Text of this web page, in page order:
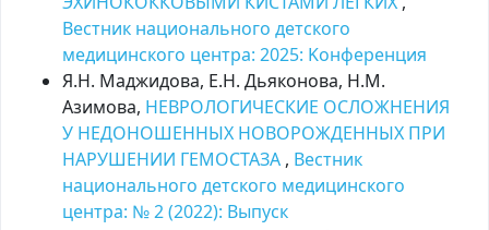
Вестник национального детского
медицинского центра: 2025: Kонференция
Я.Н. Маджидова, Е.Н. Дьяконова, Н.М.
Азимова, НЕВРОЛОГИЧЕСКИЕ ОСЛОЖНЕНИЯ
У НЕДОНОШЕННЫХ НОВОРОЖДЕННЫХ ПРИ
НАРУШЕНИИ ГЕМОСТАЗА , Вестник
национального детского медицинского
центра: № 2 (2022): Выпуск